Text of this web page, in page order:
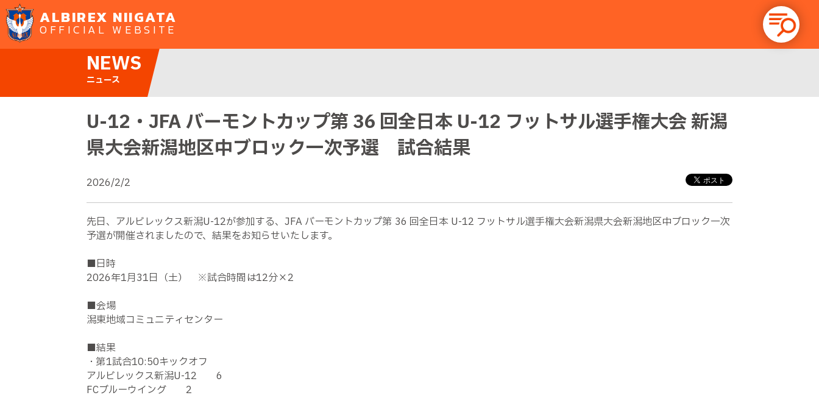
ALBIREX NIIGATA
OFFICIAL WEBSITE
NEWS
ニュース
U-12・JFA バーモントカップ第 36 回全日本 U-12 フットサル選手権大会 新潟
県大会新潟地区中ブロック一次予選 試合結果
2026/2/2
先日、アルビレックス新潟U-12が参加する、JFA バーモントカップ第 36 回全日本 U-12 フットサル選手権大会新潟県大会新潟地区中ブロック一次
予選が開催されましたので、結果をお知らせいたします。
■日時
2026年1月31日（土） ※試合時間は12分×2
■会場
潟東地域コミュニティセンター
■結果
・第1試合10:50キックオフ
アルビレックス新潟U-12
6
FCブルーウイング 2